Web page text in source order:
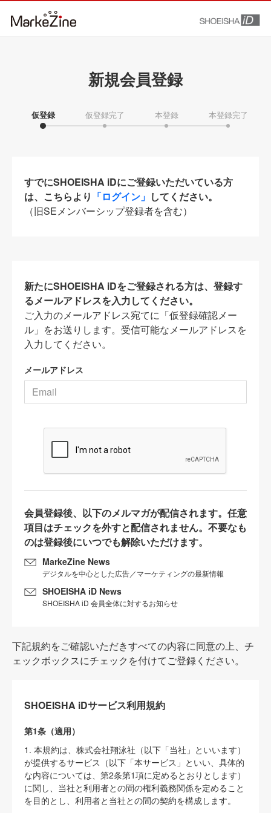
新規会員登録
仮登録 仮登録完了 本登録 本登録完了
すでにSHOEISHA iDにご登録いただいている方
は、こちらより 「ログイン」 してください。
（旧SEメンバーシップ登録者を含む）
新たにSHOEISHA iDをご登録される方は、登録す
るメールアドレスを入力してください。
ご入力のメールアドレス宛てに「仮登録確認メー
ル」をお送りします。受信可能なメールアドレスを
入力してください。
メールアドレス
会員登録後、以下のメルマガが配信されます。任意
項目はチェックを外すと配信されません。不要なも
のは登録後にいつでも解除いただけます。
MarkeZine News
デジタルを中心とした広告／マーケティングの最新情報
SHOEISHA iD News
SHOEISHA iD 会員全体に対するお知らせ
下記規約をご確認いただきすべての内容に同意の上、チ
ェックボックスにチェックを付けてご登録ください。
SHOEISHA iDサービス利用規約
第1条（適用）
1. 本規約は、株式会社翔泳社（以下「当社」といいます）
が提供するサービス（以下「本サービス」といい、具体的
な内容については、第2条第1項に定めるとおりとします）
に関し、当社と利用者との間の権利義務関係を定めること
を目的とし、利用者と当社との間の契約を構成します。